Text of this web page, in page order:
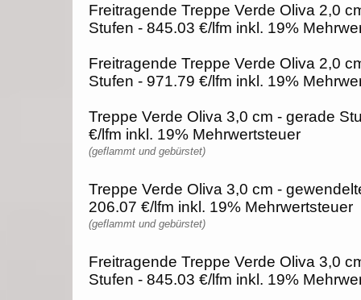
Freitragende Treppe Verde Oliva 2,0
Stufen - 845.03 €/lfm inkl. 19%
Freitragende Treppe Verde Oliva 2,0
Stufen - 971.79 €/lfm inkl. 19%
Treppe Verde Oliva 3,0 cm - gerade
€/lfm inkl. 19% Mehrwertsteuer
(geflammt und gebürstet)
Treppe Verde Oliva 3,0 cm -
206.07 €/lfm inkl. 19% Mehrwertsteuer
(geflammt und gebürstet)
Freitragende Treppe Verde Oliva 3,0
Stufen - 845.03 €/lfm inkl. 19%